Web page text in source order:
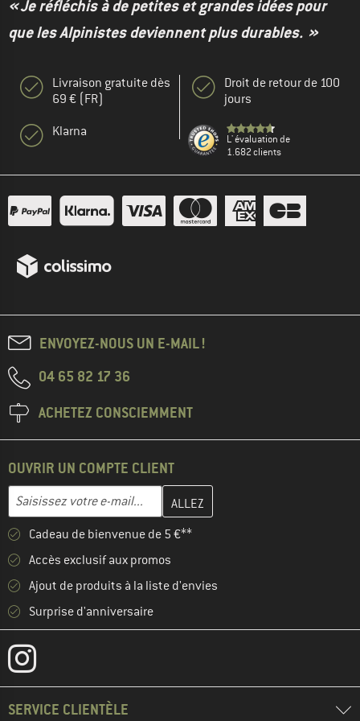
« Je réfléchis à de petites et grandes idées pour
que les Alpinistes deviennent plus durables. »
Livraison gratuite dès
69 € (FR)
Klarna
Droit de retour de 100
jours
L' évaluation de
1.682 clients
ENVOYEZ-NOUS UN E-MAIL !
04 65 82 17 36
ACHETEZ CONSCIEMMENT
OUVRIR UN COMPTE CLIENT
Adresse e-mail
Entrez votre adresse e-mail ici et créez votre compte client à la
Cadeau de bienvenue de 5 €**
Accès exclusif aux promos
Ajout de produits à la liste d'envies
Surprise d'anniversaire
SERVICE CLIENTÈLE